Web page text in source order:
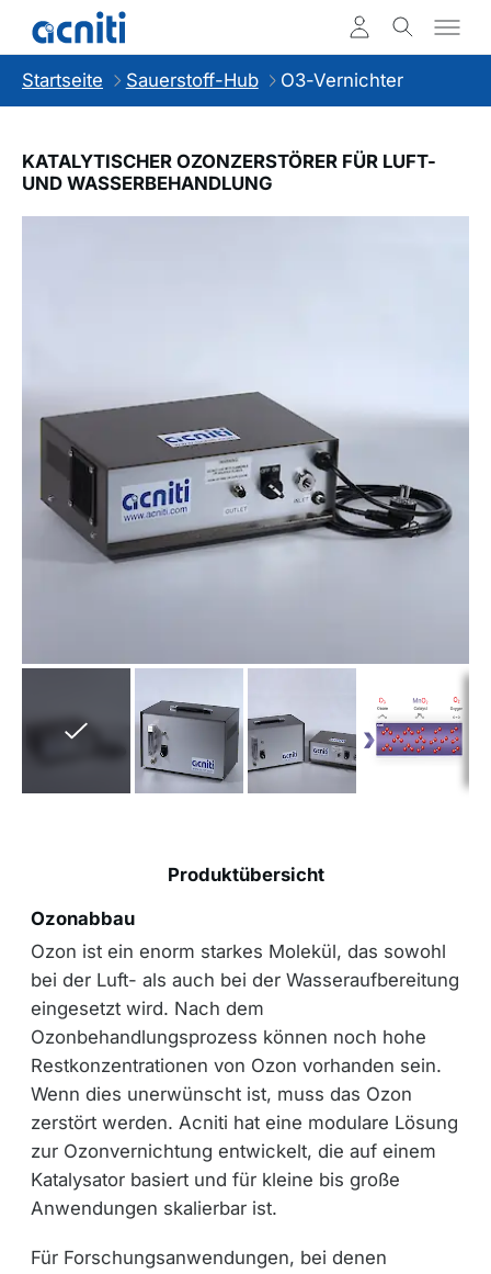
Startseite Sauerstoff-Hub O3-Vernichter
KATALYTISCHER OZONZERSTÖRER FÜR LUFT-
UND WASSERBEHANDLUNG
Produktübersicht
Ozonabbau
Ozon ist ein enorm starkes Molekül, das sowohl
bei der Luft- als auch bei der Wasseraufbereitung
eingesetzt wird. Nach dem
Ozonbehandlungsprozess können noch hohe
Restkonzentrationen von Ozon vorhanden sein.
Wenn dies unerwünscht ist, muss das Ozon
zerstört werden. Acniti hat eine modulare Lösung
zur Ozonvernichtung entwickelt, die auf einem
Katalysator basiert und für kleine bis große
Anwendungen skalierbar ist.
Für Forschungsanwendungen, bei denen